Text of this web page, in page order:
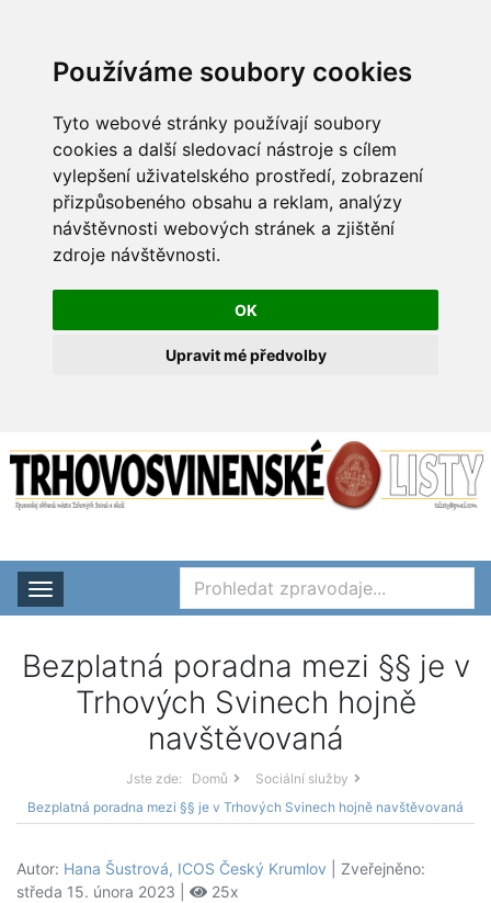
Používáme soubory cookies
Tyto webové stránky používají soubory
cookies a další sledovací nástroje s cílem
vylepšení uživatelského prostředí, zobrazení
přizpůsobeného obsahu a reklam, analýzy
návštěvnosti webových stránek a zjištění
zdroje návštěvnosti.
OK
Upravit mé předvolby
Rozbalit nabídku
Bezplatná poradna mezi §§ je v
Trhových Svinech hojně
navštěvovaná
Jste zde: Domů
Sociální služby
Bezplatná poradna mezi §§ je v Trhových Svinech hojně navštěvovaná
Autor: Hana Šustrová, ICOS Český Krumlov | Zveřejněno:
středa 15. února 2023 |
25x